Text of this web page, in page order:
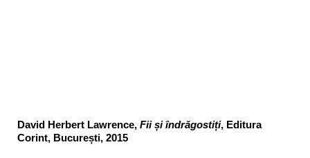
David Herbert Lawrence, Fii și îndrăgostiți, Editura
Corint, București, 2015